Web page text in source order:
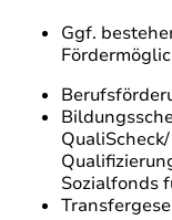
Ggf.
Sozialfonds